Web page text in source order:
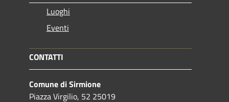
Luoghi
Eventi
CONTATTI
Comune di Sirmione
Piazza Virgilio, 52 25019